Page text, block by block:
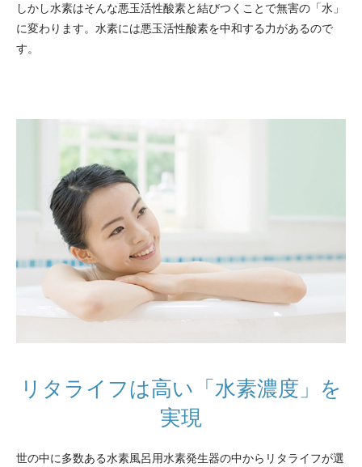
しかし水素はそんな悪玉活性酸素と結びつくことで無害の「水」
に変わります。水素には悪玉活性酸素を中和する力があるので
す。
リタライフは高い「水素濃度」を
実現
世の中に多数ある水素風呂用水素発生器の中からリタライフが選